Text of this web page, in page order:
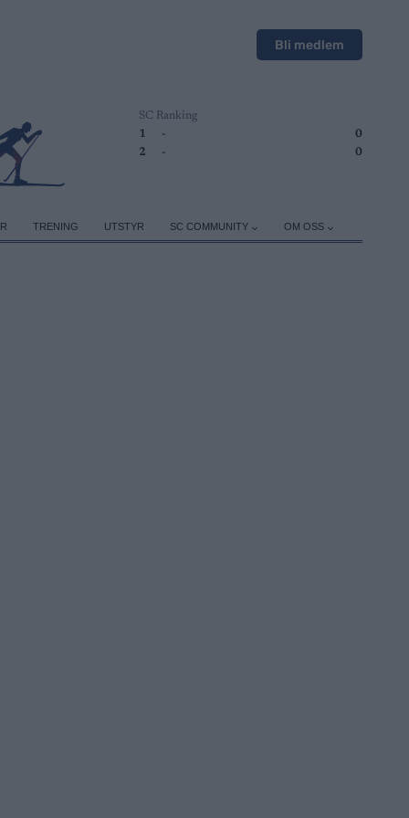
Bli medlem
SC Ranking
1
-
0
2
- 0
TRENING UTSTYR SC COMMUNITY OM OSS